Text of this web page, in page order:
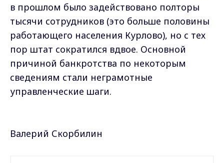
в прошлом было задействовано полторы
тысячи сотрудников (это больше половины
работающего населения Курлово), но с тех
пор штат сократился вдвое. Основной
причиной банкротства по некоторым
сведениям стали неграмотные
управленческие шаги.
Валерий Скорбилин